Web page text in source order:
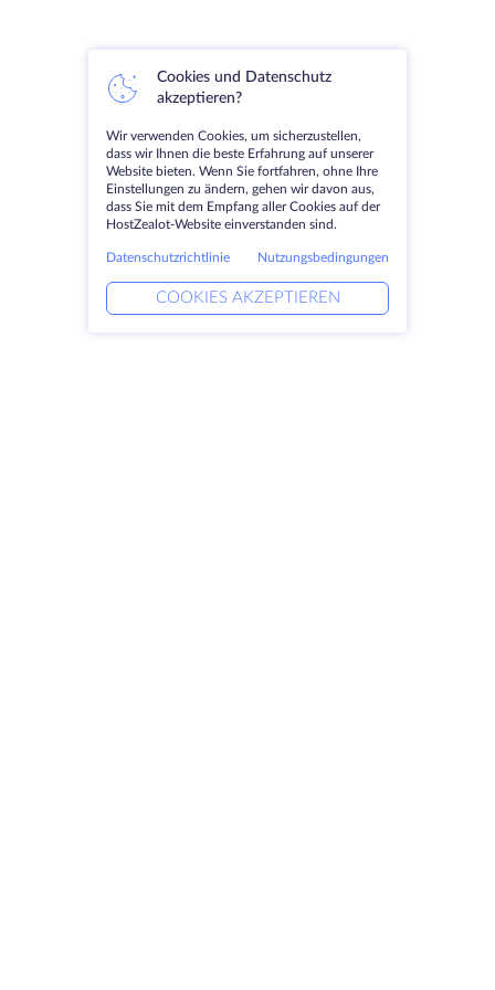
Cookies und Datenschutz
akzeptieren?
Wir verwenden Cookies, um sicherzustellen,
dass wir Ihnen die beste Erfahrung auf unserer
Website bieten. Wenn Sie fortfahren, ohne Ihre
Einstellungen zu ändern, gehen wir davon aus,
dass Sie mit dem Empfang aller Cookies auf der
HostZealot-Website einverstanden sind.
Datenschutzrichtlinie Nutzungsbedingungen
COOKIES AKZEPTIEREN